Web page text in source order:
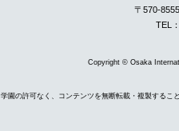
〒570-
TEL
Copyright © Osaka
学園の許可なく、コンテンツを無断転載・複製するこ